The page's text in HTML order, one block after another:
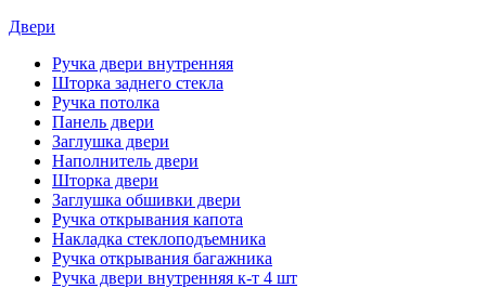
Двери
Ручка двери внутренняя
Шторка заднего стекла
Ручка потолка
Панель двери
Заглушка двери
Наполнитель двери
Шторка двери
Заглушка обшивки двери
Ручка открывания капота
Накладка стеклоподъемника
Ручка открывания багажника
Ручка двери внутренняя к-т 4 шт